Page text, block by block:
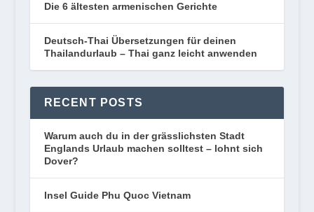
Die 6 ältesten armenischen Gerichte
Deutsch-Thai Übersetzungen für deinen
Thailandurlaub – Thai ganz leicht anwenden
RECENT POSTS
Warum auch du in der grässlichsten Stadt
Englands Urlaub machen solltest – lohnt sich
Dover?
Insel Guide Phu Quoc Vietnam